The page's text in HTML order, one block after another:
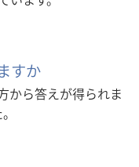
すか
から答えが得られま